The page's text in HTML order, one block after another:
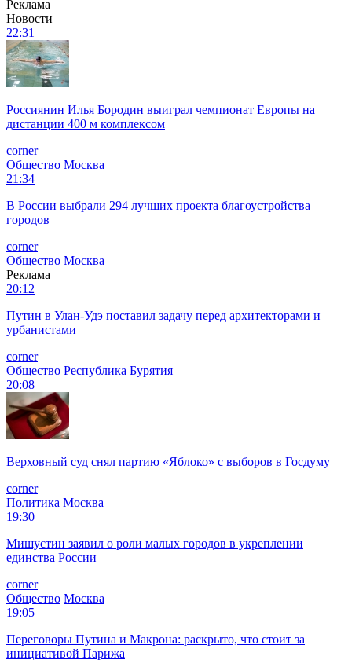
Реклама
Новости
22:31
Россиянин Илья Бородин выиграл чемпионат Европы на
дистанции 400 м комплексом
corner
Общество Москва
21:34
В России выбрали 294 лучших проекта благоустройства
городов
corner
Общество Москва
Реклама
20:12
Путин в Улан-Удэ поставил задачу перед архитекторами и
урбанистами
corner
Общество Республика Бурятия
20:08
Верховный суд снял партию «Яблоко» с выборов в Госдуму
corner
Политика Москва
19:30
Мишустин заявил о роли малых городов в укреплении
единства России
corner
Общество Москва
19:05
Переговоры Путина и Макрона: раскрыто, что стоит за
инициативой Парижа